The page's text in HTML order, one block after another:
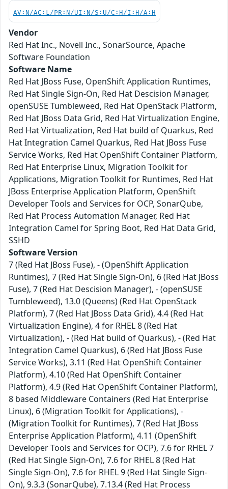
AV:N/AC:L/PR:N/UI:N/S:U/C:H/I:H/A:H
Vendor
Red Hat Inc., Novell Inc., SonarSource, Apache
Software Foundation
Software Name
Red Hat JBoss Fuse, OpenShift Application Runtimes,
Red Hat Single Sign-On, Red Hat Descision Manager,
openSUSE Tumbleweed, Red Hat OpenStack Platform,
Red Hat JBoss Data Grid, Red Hat Virtualization Engine,
Red Hat Virtualization, Red Hat build of Quarkus, Red
Hat Integration Camel Quarkus, Red Hat JBoss Fuse
Service Works, Red Hat OpenShift Container Platform,
Red Hat Enterprise Linux, Migration Toolkit for
Applications, Migration Toolkit for Runtimes, Red Hat
JBoss Enterprise Application Platform, OpenShift
Developer Tools and Services for OCP, SonarQube,
Red Hat Process Automation Manager, Red Hat
Integration Camel for Spring Boot, Red Hat Data Grid,
SSHD
Software Version
7 (Red Hat JBoss Fuse), - (OpenShift Application
Runtimes), 7 (Red Hat Single Sign-On), 6 (Red Hat JBoss
Fuse), 7 (Red Hat Descision Manager), - (openSUSE
Tumbleweed), 13.0 (Queens) (Red Hat OpenStack
Platform), 7 (Red Hat JBoss Data Grid), 4.4 (Red Hat
Virtualization Engine), 4 for RHEL 8 (Red Hat
Virtualization), - (Red Hat build of Quarkus), - (Red Hat
Integration Camel Quarkus), 6 (Red Hat JBoss Fuse
Service Works), 3.11 (Red Hat OpenShift Container
Platform), 4.10 (Red Hat OpenShift Container
Platform), 4.9 (Red Hat OpenShift Container Platform),
8 based Middleware Containers (Red Hat Enterprise
Linux), 6 (Migration Toolkit for Applications), -
(Migration Toolkit for Runtimes), 7 (Red Hat JBoss
Enterprise Application Platform), 4.11 (OpenShift
Developer Tools and Services for OCP), 7.6 for RHEL 7
(Red Hat Single Sign-On), 7.6 for RHEL 8 (Red Hat
Single Sign-On), 7.6 for RHEL 9 (Red Hat Single Sign-
On), 9.3.3 (SonarQube), 7.13.4 (Red Hat Process